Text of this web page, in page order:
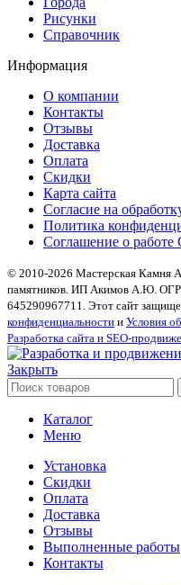
Рисунки
Справочник
Информация
О компании
Контакты
Отзывы
Доставка
Оплата
Скидки
Карта сайта
Согласие на
Политика
Соглашение о работе
© 2010-2026 Мастерская Камня
памятников. ИП Акимов А.Ю.
645290967711. Этот сайт
конфиденциальности и Условия
Разработка сайта и SEO-
Закрыть
Каталог
Меню
Установка
Скидки
Оплата
Доставка
Отзывы
Выполненные работы
Контакты